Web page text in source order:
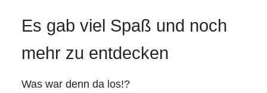
Es gab viel Spaß und noch
mehr zu entdecken
Was war denn da los!?